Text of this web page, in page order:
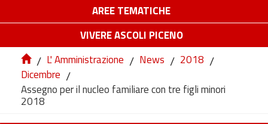
AREE TEMATICHE
VIVERE ASCOLI PICENO
/ L' Amministrazione / News / 2018 /
Dicembre /
Assegno per il nucleo familiare con tre figli minori
2018